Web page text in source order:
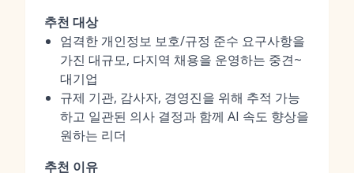
추천 대상
엄격한 개인정보 보호/규정 준수 요구사항을
가진 대규모, 다지역 채용을 운영하는 중견~
대기업
규제 기관, 감사자, 경영진을 위해 추적 가능
하고 일관된 의사 결정과 함께 AI 속도 향상을
원하는 리더
추천 이유